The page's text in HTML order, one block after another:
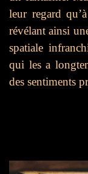
leur regard
révélant ainsi
spatiale
qui les a
des sentiments